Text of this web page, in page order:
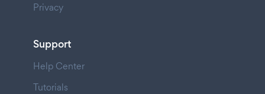
Privacy
Support
Help Center
Tutorials